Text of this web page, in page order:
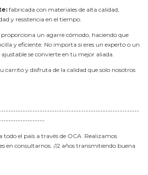
fabricada con materiales de alta calidad,
y resistencia en el tiempo.
un agarre cómodo, haciendo que
y eficiente. No importa si eres un experto o un
se convierte en tu mejor aliada.
carrito y disfruta de la calidad que solo nosotros
el país a través de OCA. Realizamos
en consultarnos. ¡12 años transmitiendo buena